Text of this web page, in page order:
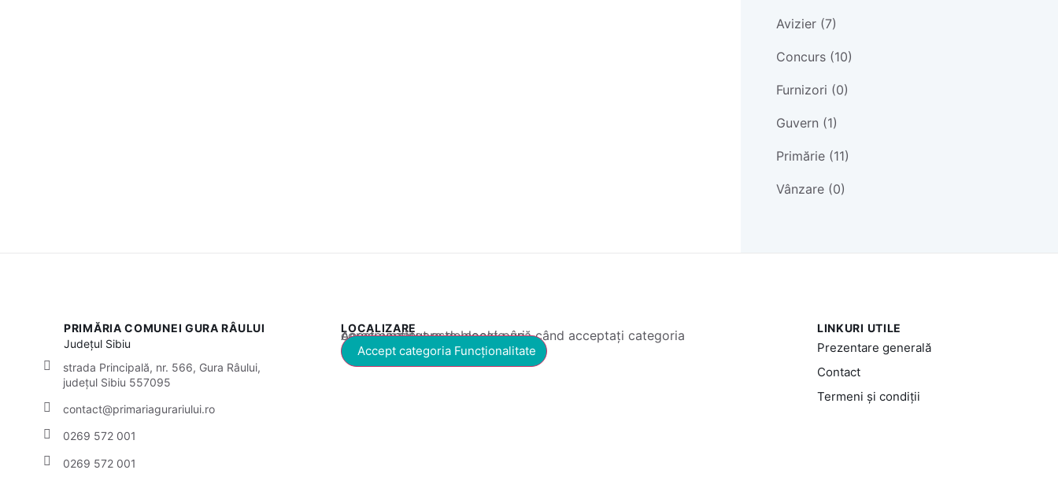
Avizier (7)
Concurs (10)
Furnizori (0)
Guvern (1)
Primărie (11)
Vânzare (0)
PRIMĂRIA COMUNEI GURA RÂULUI
Județul Sibiu
strada Principală, nr. 566, Gura Râului,
județul Sibiu 557095
contact@primariagurariului.ro
0269 572 001
0269 572 001
LOCALIZARE
Acest conținut este blocat până când acceptați categoria corespunzătoare de cookie-uri.
Accept categoria Funcționalitate
LINKURI UTILE
Prezentare generală
Contact
Termeni și condiții